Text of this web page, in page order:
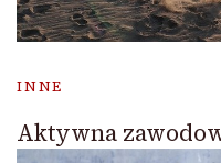
INNE
Aktywna